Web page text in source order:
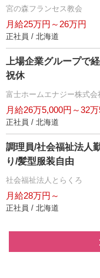
宮の森フランセス教会
月給25万円～26万円
正社員 / 北海道
上場企業グループで
祝休
富士ホームエナジー株式会
月給26万5,000円～32
正社員 / 北海道
調理員/社会福祉法人
り/髪型服装自由
社会福祉法人とらくろ
月給28万円～
正社員 / 北海道